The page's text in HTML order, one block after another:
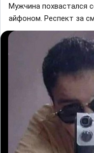
Мужчина похвастался
айфоном. Респект за